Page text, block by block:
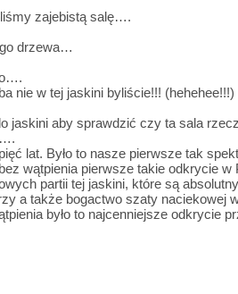
zajebistą salę….
drzewa…
nie w tej jaskini byliście!!! (hehehee!!!)
jaskini aby sprawdzić czy ta sala
lat. Było to nasze pierwsze tak
wątpienia pierwsze takie odkrycie w
partii tej jaskini, które są
a także bogactwo szaty naciekowej
było to najcenniejsze odkrycie